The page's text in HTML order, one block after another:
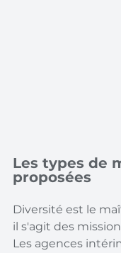
Les types de
proposées
Diversité est le
il s'agit des
Les agences